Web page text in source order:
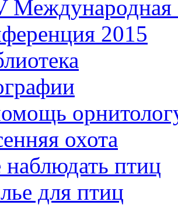
Международная
2015
охота
наблюдать птиц
для птиц